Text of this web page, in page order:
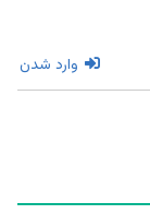
وارد شدن